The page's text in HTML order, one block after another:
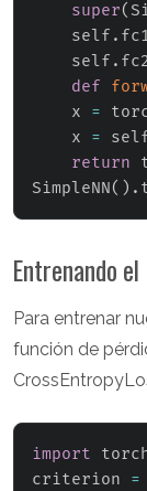
super(
    self
.
    self
.
def
    x
=
    x
=
return
SimpleNN( ) .
Entrenando
Para entrenar
función de
import
criterion =